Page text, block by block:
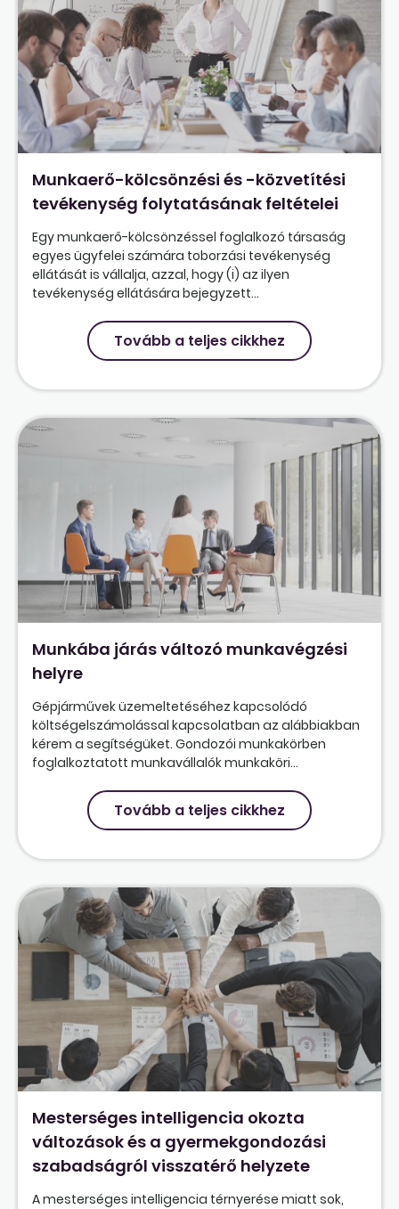
Munkaerő-kölcsönzési és -közvetítési
tevékenység folytatásának feltételei
Egy munkaerő-kölcsönzéssel foglalkozó társaság
egyes ügyfelei számára toborzási tevékenység
ellátását is vállalja, azzal, hogy (i) az ilyen
tevékenység ellátására bejegyzett...
Tovább a teljes cikkhez
Munkába járás változó munkavégzési
helyre
Gépjárművek üzemeltetéséhez kapcsolódó
költségelszámolással kapcsolatban az alábbiakban
kérem a segítségüket. Gondozói munkakörben
foglalkoztatott munkavállalók munkaköri...
Tovább a teljes cikkhez
Mesterséges intelligencia okozta
változások és a gyermekgondozási
szabadságról visszatérő helyzete
A mesterséges intelligencia térnyerése miatt sok,